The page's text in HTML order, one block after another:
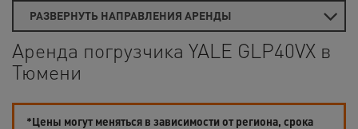
РАЗВЕРНУТЬ НАПРАВЛЕНИЯ АРЕНДЫ
Аренда погрузчика YALE GLP40VX в
Тюмени
*Цены могут меняться в зависимости от региона, срока